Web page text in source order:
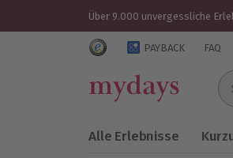
Über 9.000 unvergessliche
Trustedshops Bewertungen für
PAYBACK FAQ
Alle Erlebnisse